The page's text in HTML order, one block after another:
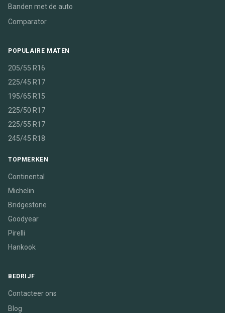
Banden met de auto
Comparator
POPULAIRE MATEN
205/55 R16
225/45 R17
195/65 R15
225/50 R17
225/55 R17
245/45 R18
TOPMERKEN
Continental
Michelin
Bridgestone
Goodyear
Pirelli
Hankook
BEDRIJF
Contacteer ons
Blog